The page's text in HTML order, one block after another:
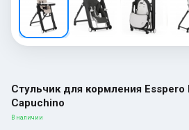
Стульчик для кормления Esspero
Capuchino
В наличии